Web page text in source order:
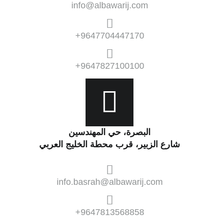
info@albawarij.com
9647704447170+
9647827100100+
البصرة، حي المهندسين
شارع الزبير، قرب محطة الخليج العربي
info.basrah@albawarij.com
9647813568858+